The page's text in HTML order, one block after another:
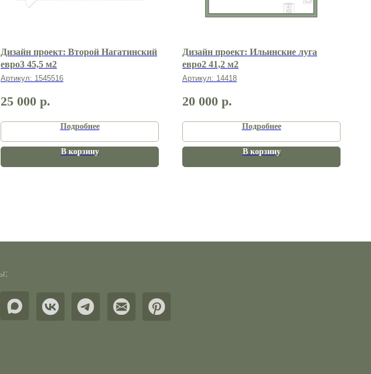
Дизайн проект: Второй Нагатинский
евро3 45,5 м2
Артикул: 1545516
25 000 р.
Подробнее
В корзину
Дизайн проект: Ильинские луга
евро2 41,2 м2
Артикул: 14418
20 000 р.
Подробнее
В корзину